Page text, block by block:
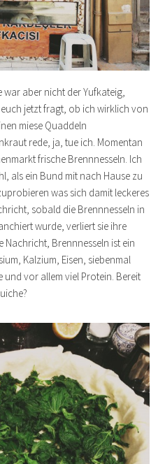
war aber nicht der Yufkateig,
jetzt fragt, ob ich wirklich von
miese Quaddeln
rede, ja, tue ich. Momentan
frische Brennnesseln. Ich
als ein Bund mit nach Hause zu
was sich damit leckeres
sobald die Brennnesseln in
wurde, verliert sie ihre
Nachricht, Brennnesseln ist ein
Kalzium, Eisen, siebenmal
und vor allem viel Protein. Bereit